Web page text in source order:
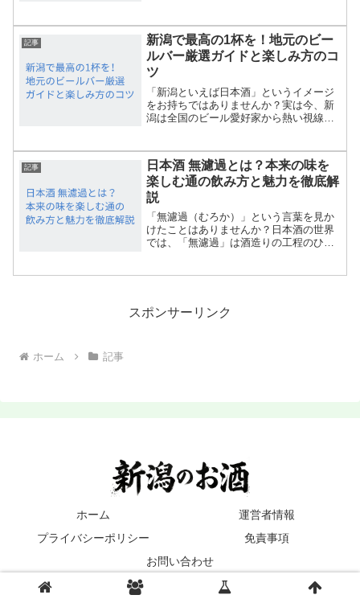
本酒をベースにしたリキュールも人気で
す。本記事では、日本酒と...
記事
新潟で最高の1杯を！地元のビー
ルバー厳選ガイドと楽しみ方のコ
ツ
「新潟といえば日本酒」というイメージ
をお持ちではありませんか？実は今、新
潟は全国のビール愛好家から熱い視線を
ら、都市型のマイクロブルワリーまで、
新潟市内には個性豊かなビー...
記事
日本酒 無濾過とは？本来の味を
楽しむ通の飲み方と魅力を徹底解
説
「無濾過（むろか）」という言葉を見か
けたことはありませんか？日本酒の世界
では、「無濾過」は酒造りの工程のひと
スポンサーリンク
ホーム 記事
ホーム
運営者情報
プライバシーポリシー
免責事項
お問い合わせ
© 2020-2026 新潟の地酒.